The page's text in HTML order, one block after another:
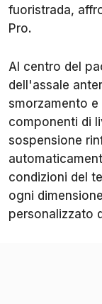
fuoristrada,
Pro.
Al centro del
dell'assale
smorzamento
componenti di
sospensione
condizioni del
ogni
personalizzato